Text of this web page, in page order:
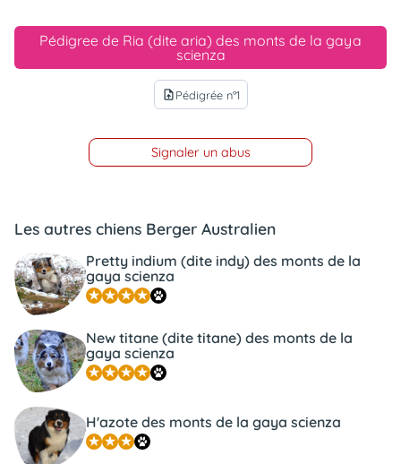
Pédigree de Ria (dite aria) des monts de la gaya
scienza
upload_file Pédigrée n°1
Signaler un abus
Les autres chiens Berger Australien
Pretty indium (dite indy) des monts de la
gaya scienza
New titane (dite titane) des monts de la
gaya scienza
H'azote des monts de la gaya scienza